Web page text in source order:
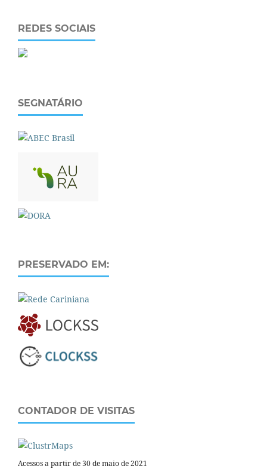
REDES SOCIAIS
SEGNATÁRIO
PRESERVADO EM:
CONTADOR DE VISITAS
Acessos a partir de 30 de maio de 2021